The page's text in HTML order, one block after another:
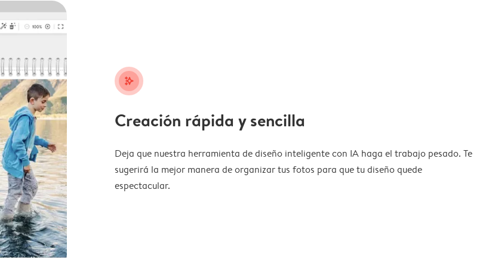
stars_plus
Creación rápida y sencilla
Deja que nuestra herramienta de diseño inteligente con IA haga el trabajo pesado. Te
sugerirá la mejor manera de organizar tus fotos para que tu diseño quede
espectacular.